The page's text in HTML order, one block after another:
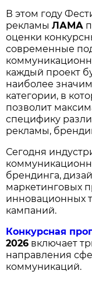
В этом году
рекламыЛАМА
оценки
современные
каждый проект
наиболее
категории, в
позволит
специфику
рекламы,
Сегодня
брендинга,
маркетинговых
инновационных
кампаний.
Конкурсная
2026 включает
направления
коммуникаций.